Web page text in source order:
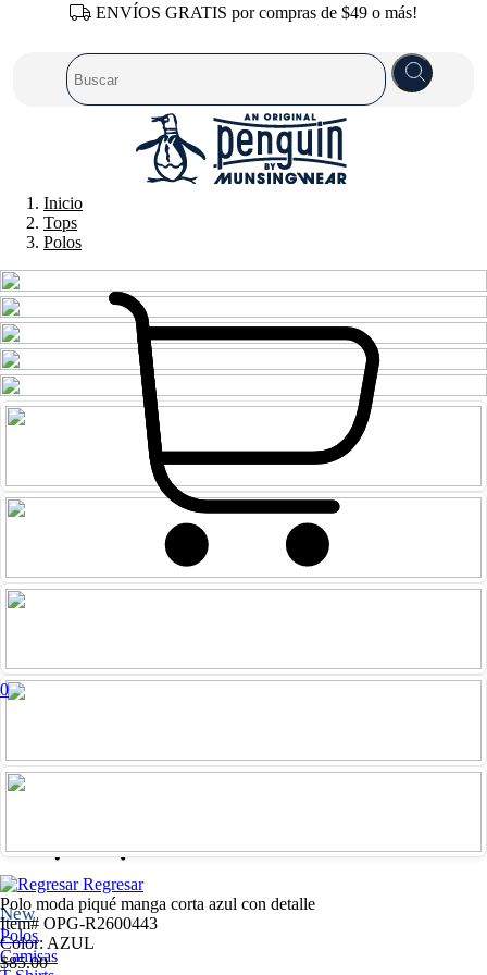
ENVÍOS GRATIS por compras de $49 o más!
0
New
Polos
Camisas
Inicio
Tops
Polos
Regresar
Polo moda piqué manga corta azul con detalle
Item# OPG-R2600443
Color: AZUL
$85.00